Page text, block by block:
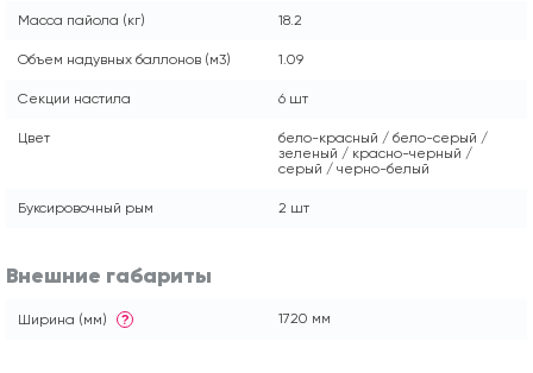
Масса пайола (кг) 18.2
Объем надувных баллонов (м3) 1.09
Секции настила 6 шт
Цвет
бело-красный / бело-серый /
зеленый / красно-черный /
серый / черно-белый
Буксировочный рым 2 шт
Внешние габариты
Ширина (мм) ? 1720 мм